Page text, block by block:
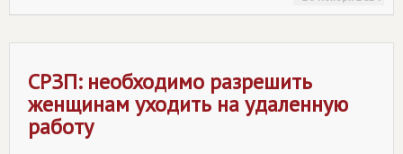
СРЗП: необходимо разрешить
женщинам уходить на удаленную
работу